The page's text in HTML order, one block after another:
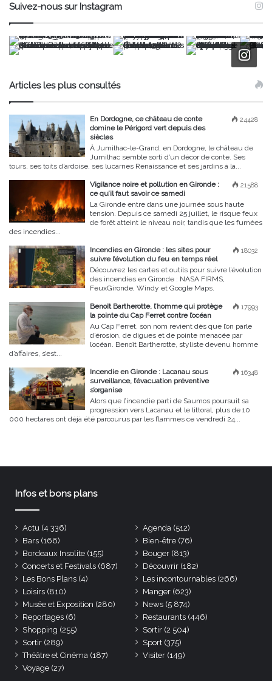
Suivez-nous sur Instagram
Articles les plus consultés
24428
En Dordogne, ce château de conte
domine le Périgord vert depuis des
siècles
À Jumilhac-le-Grand, en Dordogne, le château de
Jumilhac semble sorti d’un décor de conte. Ses
tours, ses toits d’ardoise, ses lucarnes Renaissance et ses jardins à la...
21588
Vigilance noire et pollution en Gironde :
ce qu’il faut savoir ce samedi
La Gironde entre dans une journée sous haute
tension. Depuis ce samedi 25 juillet, le risque feux
de forêt atteint le niveau noir, tandis que les fumées
des incendies...
18032
Incendies en Gironde : les sites pour
suivre l’évolution du feu en temps réel
Découvrez les cartes et outils pour suivre l’évolution
des incendies en Gironde : NASA FIRMS,
FeuxGironde, Windy et Google Maps.
17993
Benoît Bartherotte, l’homme qui protège
la pointe du Cap Ferret contre l’océan
Au Cap Ferret, son nom revient dès que l’on parle
d’érosion, de digues et de pointe menacée par
l’océan. Benoît Bartherotte, styliste devenu homme
d’affaires, s’est...
16348
Incendie en Gironde : Lacanau sous
surveillance, l’évacuation préventive
s’organise
Alors que l’incendie parti de Saumos poursuit sa
progression vers Lacanau et le littoral, plus de 10
000 hectares ont déjà été parcourus par les flammes ce vendredi 24...
Infos et bons plans
Actu (4 336) Agenda (512)
Bars (166) Bien-être (76)
Bordeaux Insolite (155) Bouger (813)
Concerts et Festivals (687) Découvrir (182)
Les Bons Plans (4) Les incontournables (266)
Loisirs (810) Manger (623)
Musée et Exposition (280) News (5 874)
Reportages (6) Restaurants (446)
Shopping (255) Sortir (2 504)
Sortir (289) Sport (375)
Théâtre et Cinéma (187) Visiter (149)
Voyage (27)